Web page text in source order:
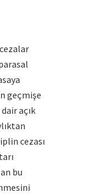
geçmişe
açık
cezası
bu